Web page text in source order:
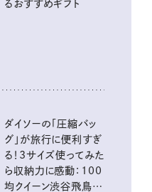
るおすすめギフト
ダイソーの「圧縮バッ
グ」が旅行に便利すぎ
る！3サイズ使ってみた
ら収納力に感動：100
均クイーン渋谷飛鳥の